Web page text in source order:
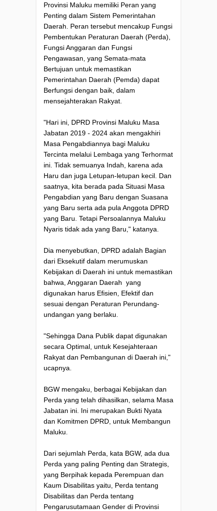
Provinsi Maluku memiliki Peran yang
Penting dalam Sistem Pemerintahan
Daerah. Peran tersebut mencakup Fungsi
Pembentukan Peraturan Daerah (Perda),
Fungsi Anggaran dan Fungsi
Pengawasan, yang Semata-mata
Bertujuan untuk memastikan
Pemerintahan Daerah (Pemda) dapat
Berfungsi dengan baik, dalam
mensejahterakan Rakyat.
"Hari ini, DPRD Provinsi Maluku Masa
Jabatan 2019 - 2024 akan mengakhiri
Masa Pengabdiannya bagi Maluku
Tercinta melalui Lembaga yang Terhormat
ini. Tidak semuanya Indah, karena ada
Haru dan juga Letupan-letupan kecil. Dan
saatnya, kita berada pada Situasi Masa
Pengabdian yang Baru dengan Suasana
yang Baru serta ada pula Anggota DPRD
yang Baru. Tetapi Persoalannya Maluku
Nyaris tidak ada yang Baru," katanya.
Dia menyebutkan, DPRD adalah Bagian
dari Eksekutif dalam merumuskan
Kebijakan di Daerah ini untuk memastikan
bahwa, Anggaran Daerah yang
digunakan harus Efisien, Efektif dan
sesuai dengan Peraturan Perundang-
undangan yang berlaku.
"Sehingga Dana Publik dapat digunakan
secara Optimal, untuk Kesejahteraan
Rakyat dan Pembangunan di Daerah ini,"
ucapnya.
BGW mengaku, berbagai Kebijakan dan
Perda yang telah dihasilkan, selama Masa
Jabatan ini. Ini merupakan Bukti Nyata
dan Komitmen DPRD, untuk Membangun
Maluku.
Dari sejumlah Perda, kata BGW, ada dua
Perda yang paling Penting dan Strategis,
yang Berpihak kepada Perempuan dan
Kaum Disabilitas yaitu, Perda tentang
Disabilitas dan Perda tentang
Pengarusutamaan Gender di Provinsi